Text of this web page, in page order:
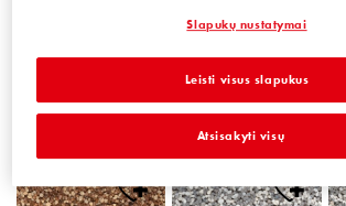
Slapukų nustatymai
Atsisakyti visų
Leisti visus slapukus